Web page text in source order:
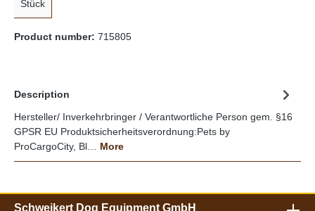
Stück
Product number: 715805
Description
Hersteller/ Inverkehrbringer / Verantwortliche Person gem. §16
GPSR EU Produktsicherheitsverordnung:Pets by
ProCargoCity, Bl… More
Schweikert Dog Equipment GmbH